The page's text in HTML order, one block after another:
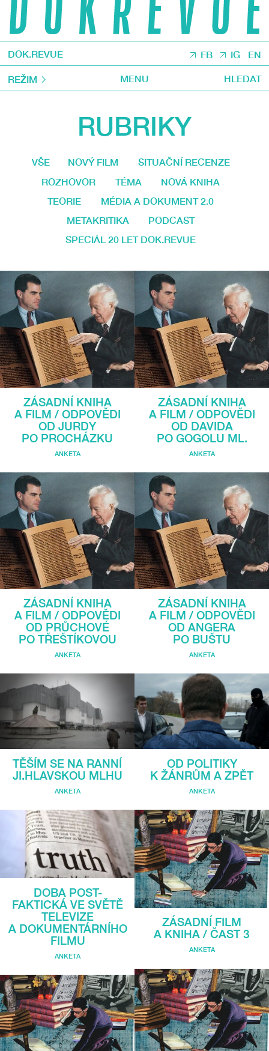
DOK.REVUE FB IG EN
REŽIM MENU HLEDAT
RUBRIKY
VŠE NOVÝ FILM
SITUAČNÍ RECENZE
ROZHOVOR
TÉMA
NOVÁ KNIHA
TEORIE
MÉDIA A DOKUMENT 2.0
METAKRITIKA
PODCAST
SPECIÁL 20 LET DOK.REVUE
ZÁSADNÍ KNIHA
A FILM / ODPOVĚDI
OD JURDY
PO PROCHÁZKU
ANKETA
ZÁSADNÍ KNIHA
A FILM / ODPOVĚDI
OD PRŮCHOVÉ
PO TŘEŠTÍKOVOU
ANKETA
TĚŠÍM SE NA RANNÍ
JI.HLAVSKOU MLHU
ANKETA
DOBA POST-
FAKTICKÁ VE SVĚTĚ
TELEVIZE
A DOKUMENTÁRNÍHO
FILMU
ANKETA
ZÁSADNÍ KNIHA
A FILM / ODPOVĚDI
OD DAVIDA
PO GOGOLU ML.
ANKETA
ZÁSADNÍ KNIHA
A FILM / ODPOVĚDI
OD ANGERA
PO BUŠTU
ANKETA
OD POLITIKY
K ŽÁNRŮM A ZPĚT
ANKETA
ZÁSADNÍ FILM
A KNIHA / ČAST 3
ANKETA